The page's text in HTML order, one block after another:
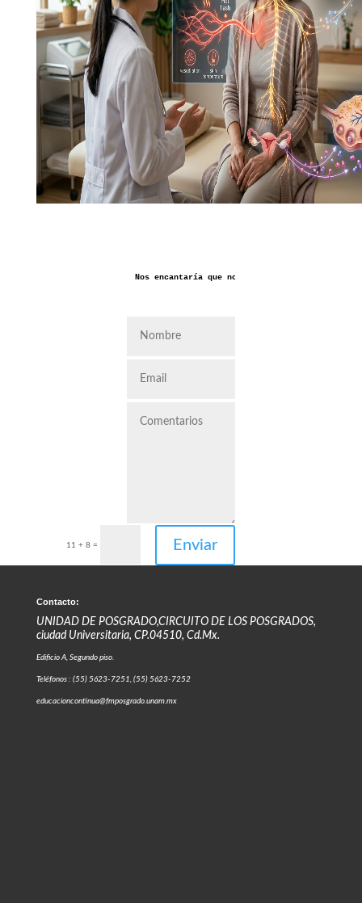
Nos encantaría que nos dejaras aquí tus
11 + 8 = Enviar
Contacto:
UNIDAD DE POSGRADO,CIRCUITO DE LOS POSGRADOS,
ciudad Universitaria, CP.04510, Cd.Mx.
Edificio A, Segundo piso.
Teléfonos : (55) 5623-7251, (55) 5623-7252
educacioncontinua@fmposgrado.unam.mx